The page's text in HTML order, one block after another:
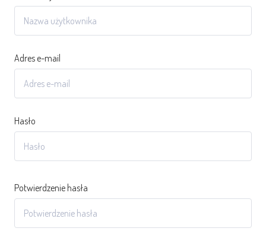
Adres e-mail
Hasło
Potwierdzenie hasła